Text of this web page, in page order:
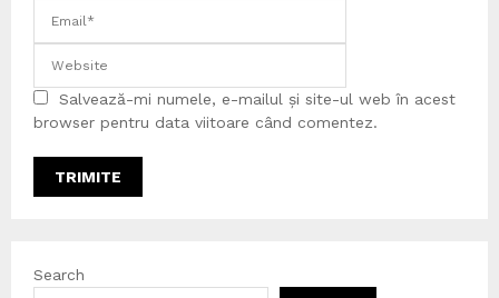
Salvează-mi numele, e-mailul și site-ul web în acest
browser pentru data viitoare când comentez.
Search